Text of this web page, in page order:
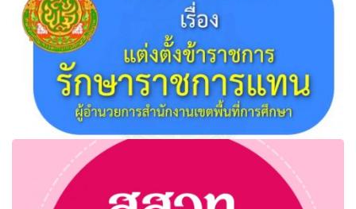
สพฐ.แต่งตั้งข้าราชการรักษาราชการแทนผู้อำนวยการ
สำนักงานเขตพื้นที่การศึกษา